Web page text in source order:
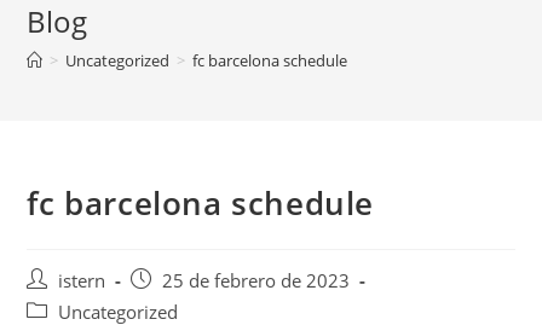
Blog
> Uncategorized > fc barcelona schedule
fc barcelona schedule
Autor
de
istern
Publicación
de
25 de febrero de 2023
Categoría
Uncategorized